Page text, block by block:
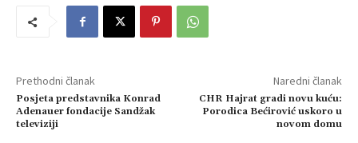
Prethodni članak
Posjeta predstavnika Konrad
Adenauer fondacije Sandžak
televiziji
Naredni članak
CHR Hajrat gradi novu kuću:
Porodica Bećirović uskoro u
novom domu